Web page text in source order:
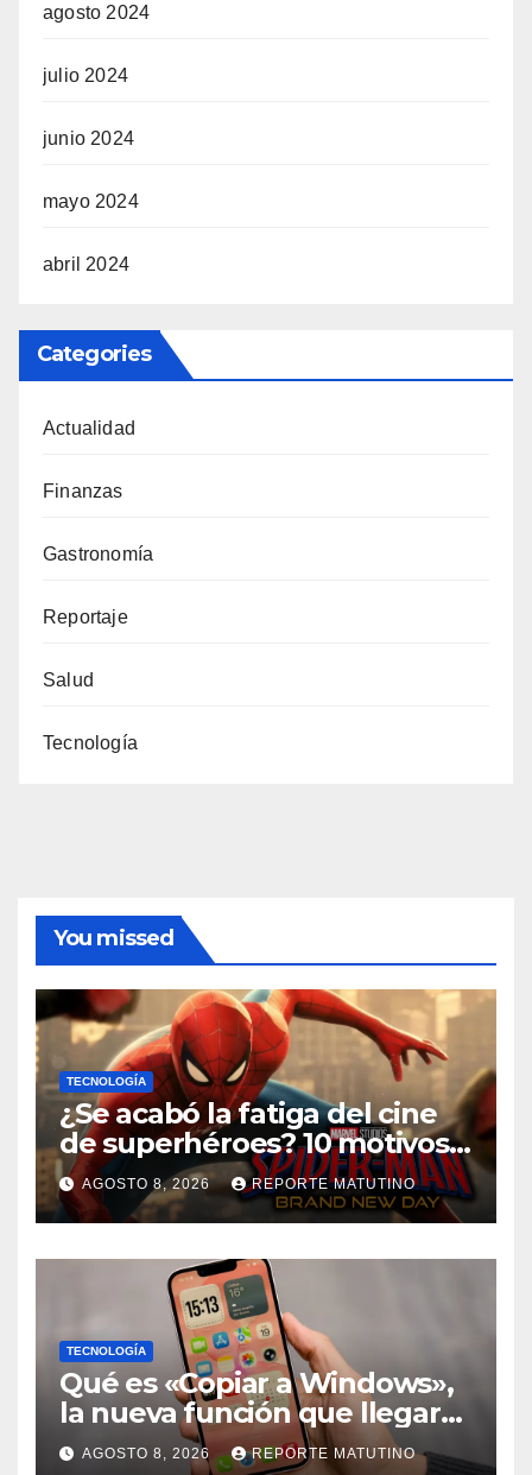
agosto 2024
julio 2024
junio 2024
mayo 2024
abril 2024
Categories
Actualidad
Finanzas
Gastronomía
Reportaje
Salud
Tecnología
You missed
TECNOLOGÍA
¿Se acabó la fatiga del cine
de superhéroes? 10 motivos
por los que ‘Spider-Man:
Brand New Day» desmiente
esa teoría
AGOSTO 8, 2026 REPORTE MATUTINO
TECNOLOGÍA
Qué es «Copiar a Windows»,
la nueva función que llegará
al iPhone solo para Europa
AGOSTO 8, 2026 REPORTE MATUTINO